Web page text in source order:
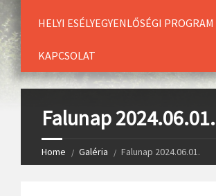
HELYI ESÉLYEGYENLŐSÉGI PROGRAM
KAPCSOLAT
Falunap 2024.06.01.
Home Galéria Falunap 2024.06.01.